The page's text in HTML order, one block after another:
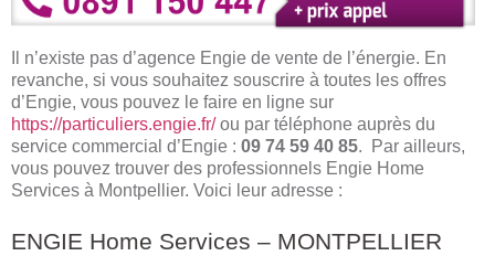
Il n’existe pas d’agence Engie de vente de l’énergie. En
revanche, si vous souhaitez souscrire à toutes les offres
d’Engie, vous pouvez le faire en ligne sur
https://particuliers.engie.fr/ ou par téléphone auprès du
service commercial d’Engie : 09 74 59 40 85. Par ailleurs,
vous pouvez trouver des professionnels Engie Home
Services à Montpellier. Voici leur adresse :
ENGIE Home Services – MONTPELLIER